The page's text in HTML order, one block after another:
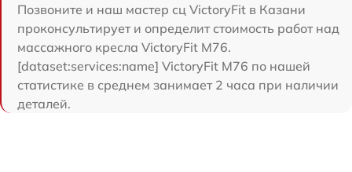
Позвоните и наш мастер сц VictoryFit в Казани
проконсультирует и определит стоимость работ над
массажного кресла VictoryFit M76.
[dataset:services:name] VictoryFit M76 по нашей
статистике в среднем занимает 2 часа при наличии
деталей.